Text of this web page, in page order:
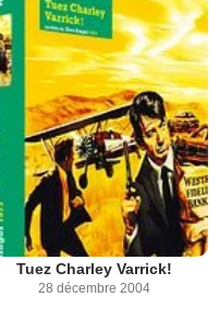
Tuez Charley Varrick!
28 décembre 2004